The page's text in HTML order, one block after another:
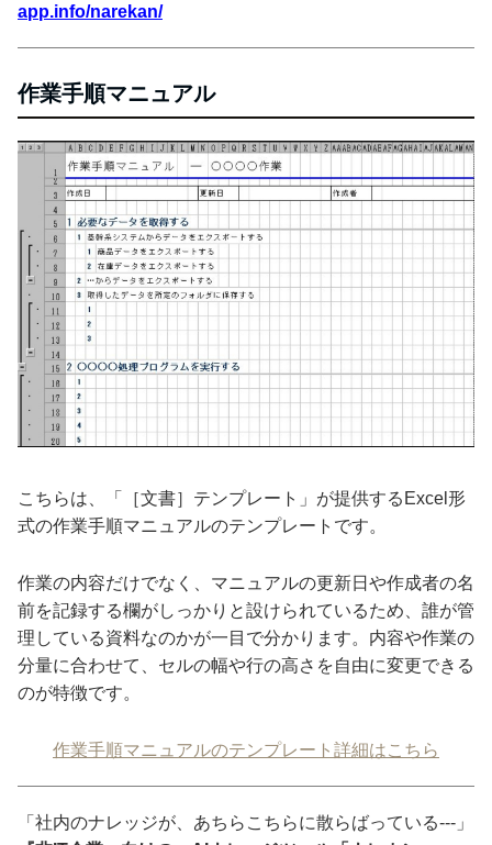
app.info/narekan/
作業手順マニュアル
こちらは、「［文書］テンプレート」が提供するExcel形
式の作業手順マニュアルのテンプレートです。
作業の内容だけでなく、マニュアルの更新日や作成者の名
前を記録する欄がしっかりと設けられているため、誰が管
理している資料なのかが一目で分かります。内容や作業の
分量に合わせて、セルの幅や行の高さを自由に変更できる
のが特徴です。
作業手順マニュアルのテンプレート詳細はこちら
「社内のナレッジが、あちらこちらに散らばっている---」